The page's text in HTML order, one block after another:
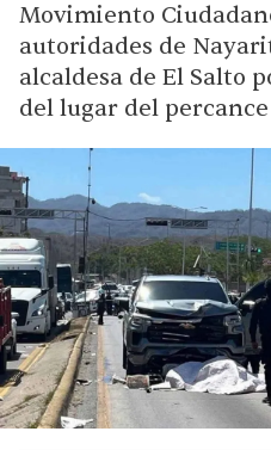
Movimiento
autoridades de
alcaldesa de El Salto
del lugar del percance